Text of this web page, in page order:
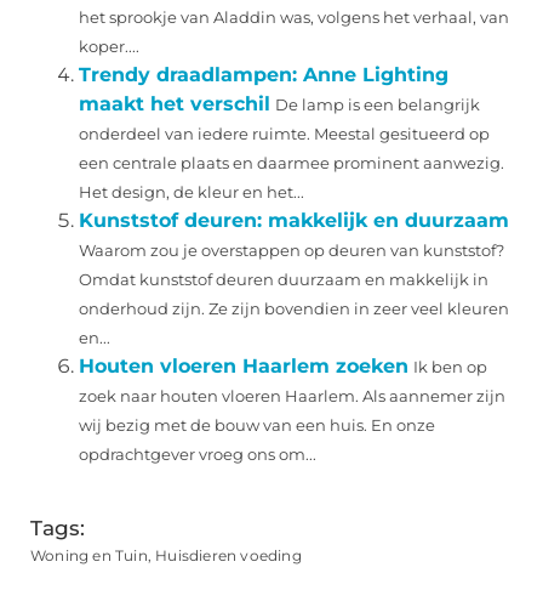
het sprookje van Aladdin was, volgens het verhaal, van
koper....
Trendy draadlampen: Anne Lighting
maakt het verschil De lamp is een belangrijk
onderdeel van iedere ruimte. Meestal gesitueerd op
een centrale plaats en daarmee prominent aanwezig.
Het design, de kleur en het...
Kunststof deuren: makkelijk en duurzaam
Waarom zou je overstappen op deuren van kunststof?
Omdat kunststof deuren duurzaam en makkelijk in
onderhoud zijn. Ze zijn bovendien in zeer veel kleuren
en...
Houten vloeren Haarlem zoeken Ik ben op
zoek naar houten vloeren Haarlem. Als aannemer zijn
wij bezig met de bouw van een huis. En onze
opdrachtgever vroeg ons om...
Tags:
Woning en Tuin, Huisdieren voeding